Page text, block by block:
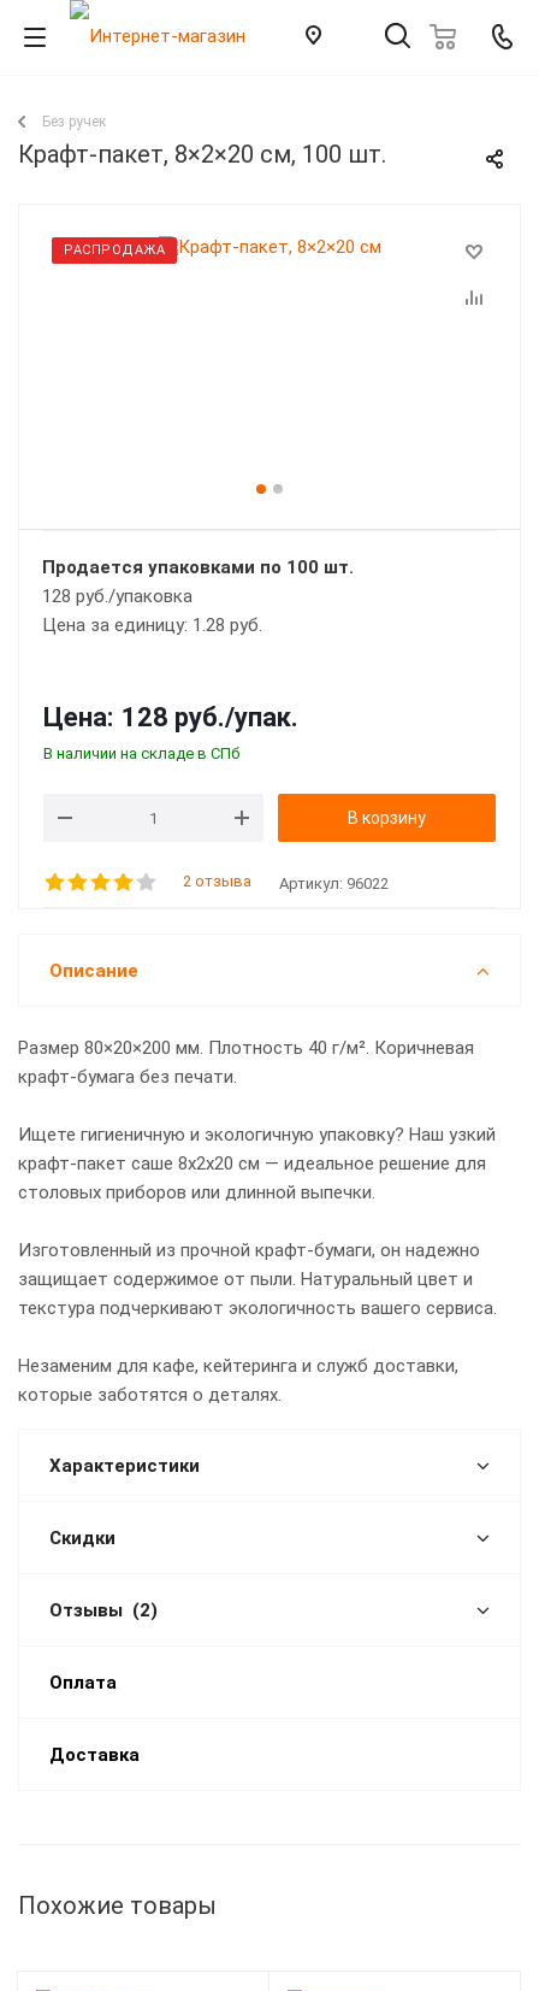
Без ручек
Крафт-пакет, 8×2×20 см, 100 шт.
РАСПРОДАЖА
Продается упаковками по 100 шт.
128 руб./упаковка
Цена за единицу: 1.28 руб.
Цена: 128 руб./упак.
В наличии на складе в СПб
В корзину
2 отзыва Артикул: 96022
Описание
Размер 80×20×200 мм. Плотность 40 г/м². Коричневая
крафт-бумага без печати.
Ищете гигиеничную и экологичную упаковку? Наш узкий
крафт-пакет саше 8х2х20 см — идеальное решение для
столовых приборов или длинной выпечки.
Изготовленный из прочной крафт-бумаги, он надежно
защищает содержимое от пыли. Натуральный цвет и
текстура подчеркивают экологичность вашего сервиса.
Незаменим для кафе, кейтеринга и служб доставки,
которые заботятся о деталях.
Характеристики
Скидки
Отзывы (2)
Оплата
Доставка
Похожие товары